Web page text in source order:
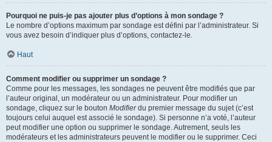
Pourquoi ne puis-je pas ajouter plus d’options à mon sondage ?
Le nombre d’options maximum par sondage est défini par l’administrateur. Si
vous avez besoin d’indiquer plus d’options, contactez-le.
Haut
Comment modifier ou supprimer un sondage ?
Comme pour les messages, les sondages ne peuvent être modifiés que par
l’auteur original, un modérateur ou un administrateur. Pour modifier un
sondage, cliquez sur le bouton Modifierdu premier message du sujet (c’est
toujours celui auquel est associé le sondage). Si personne n’a voté, l’auteur
peut modifier une option ou supprimer le sondage. Autrement, seuls les
modérateurs et les administrateurs peuvent le modifier ou le supprimer. Ceci